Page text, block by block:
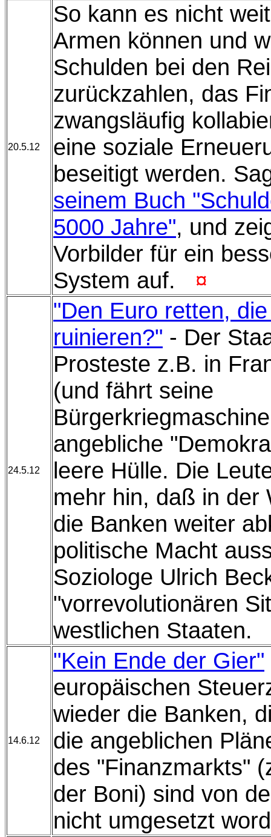
20.5.12
So kann es nicht
Armen können und
Schulden bei den
zurückzahlen, das
zwangsläufig
eine soziale
beseitigt werden.
seinem Buch
5000 Jahre", und
Vorbilder für ein
System auf. ¤
24.5.12
"Den Euro retten,
ruinieren?" - Der
Prosteste z.B. in
(und fährt seine
angebliche
leere Hülle. Die
mehr hin, daß in der
die Banken weiter
politische Macht
Soziologe Ulrich
"vorrevolutionären
westlichen
14.6.12
"Kein Ende der Gier"
europäischen
wieder die Banken,
die angeblichen
des "Finanzmarkts"
der Boni) sind von
nicht umgesetzt